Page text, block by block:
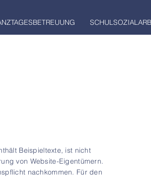
Beispieltexte, ist nicht
von Website-Eigentümern.
nachkommen. Für den